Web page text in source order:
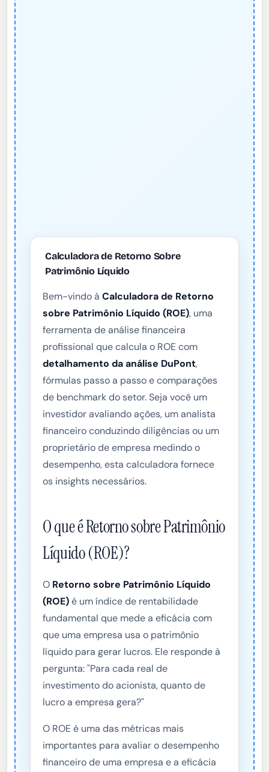
Calculadora de Retorno Sobre
Patrimônio Líquido
Bem-vindo àCalculadora de Retorno
sobre Patrimônio Líquido (ROE), uma
ferramenta de análise financeira
profissional que calcula o ROE com
detalhamento da análise DuPont,
fórmulas passo a passo e comparações
de benchmark do setor. Seja você um
investidor avaliando ações, um analista
financeiro conduzindo diligências ou um
proprietário de empresa medindo o
desempenho, esta calculadora fornece
os insights necessários.
O que é Retorno sobre Patrimônio
Líquido (ROE)?
O Retorno sobre Patrimônio Líquido
(ROE)é um índice de rentabilidade
fundamental que mede a eficácia com
que uma empresa usa o patrimônio
líquido para gerar lucros. Ele responde à
pergunta: "Para cada real de
investimento do acionista, quanto de
lucro a empresa gera?"
O ROE é uma das métricas mais
importantes para avaliar o desempenho
financeiro de uma empresa e a eficácia